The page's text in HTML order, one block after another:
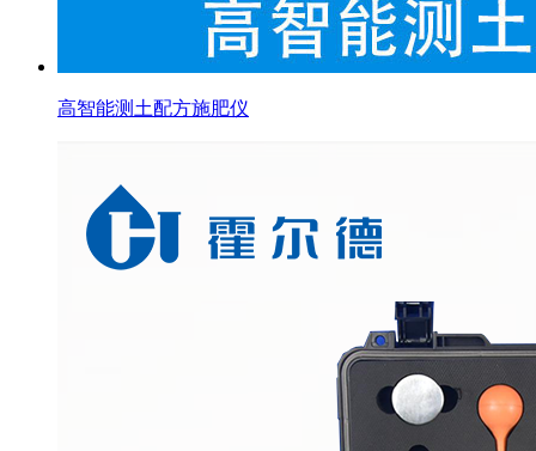
高智能测土配方施肥仪